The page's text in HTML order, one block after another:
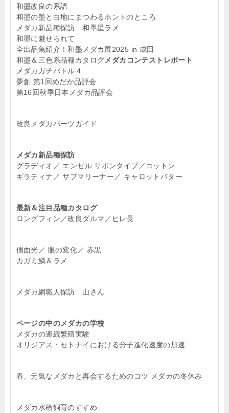
和墨改良の系譜
和墨の墨と白地にまつわるホントのところ
メダカ新品種探訪 和墨星ラメ
和墨に魅せられて
全出品魚紹介！和墨メダカ展2025 in 成田
和墨＆三色系品種カタログメダカコンテストレポート
メダカガチバトル４
夢創 第1回めだか品評会
第16回秋季日本メダカ品評会
改良メダカパーツガイド
メダカ新品種探訪
グラディオ／ エンゼル リボンタイプ／コットン
ギラティナ／ サブマリーナー／ キャロットバター
最新＆注目品種カタログ
ロングフィン／改良ダルマ／ヒレ長
側面光／ 眼の変化／ 赤黒
カガミ鱗＆ラメ
メダカ網職人探訪 山さん
ページの中のメダカの学校
メダカの連続繁殖実験
オリジアス・セトナイにおける分子進化速度の加速
春、元気なメダカと再会するためのコツ メダカの冬休み
メダカ水槽飼育のすすめ